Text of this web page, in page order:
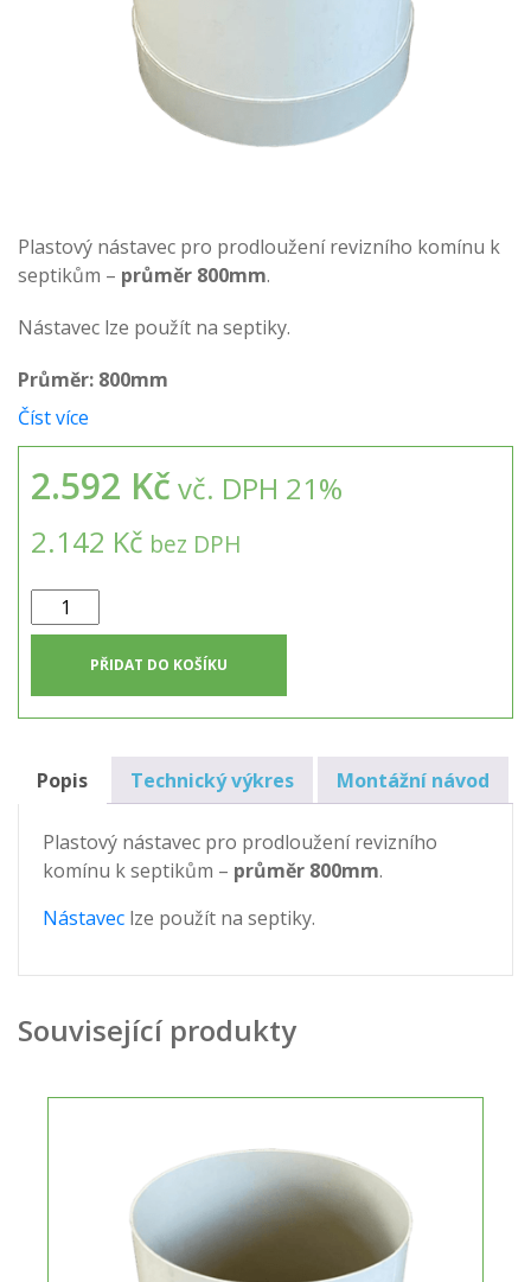
Plastový nástavec pro prodloužení revizního komínu k
septikům – průměr 800mm.
Nástavec lze použít na septiky.
Průměr: 800mm
Číst více
2.592 Kč vč. DPH 21%
2.142 Kč bez DPH
Nástavec
revizního
komínu
septik
průměr)
70cm
množství
PŘIDAT DO KOŠÍKU
Popis Technický výkres Montážní návod
Plastový nástavec pro prodloužení revizního
komínu k septikům – průměr 800mm.
Nástavec lze použít na septiky.
Související produkty